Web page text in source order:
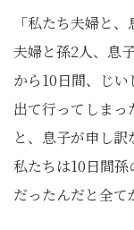
「私たち夫婦と
夫婦と孫2人、息
から10日間、じ
出て行ってしまっ
と、息子が申し訳
私たちは10日間
だったんだと全て